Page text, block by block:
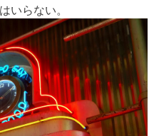
いらない。